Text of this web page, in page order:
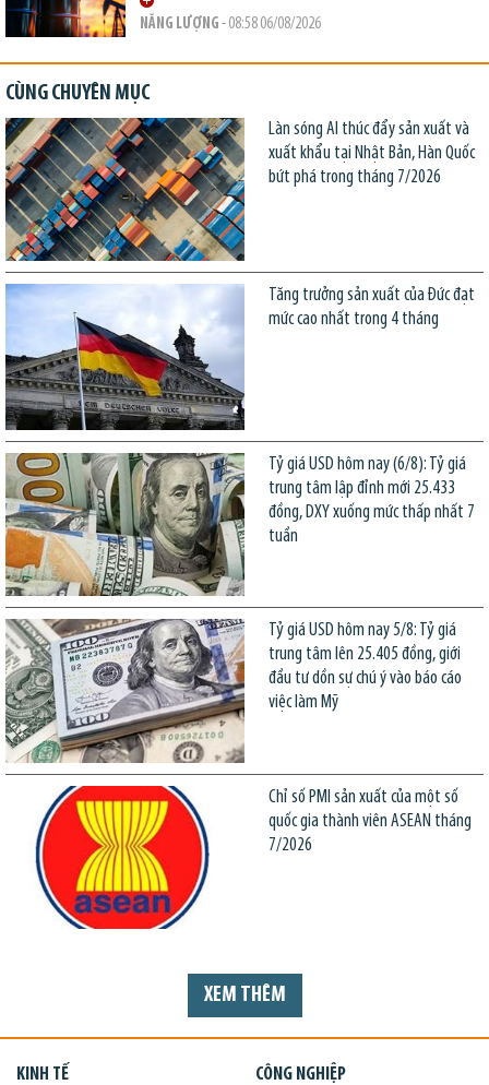
NĂNG LƯỢNG - 08:58 06/08/2026
CÙNG CHUYÊN MỤC
Làn sóng AI thúc đẩy sản xuất và
xuất khẩu tại Nhật Bản, Hàn Quốc
bứt phá trong tháng 7/2026
Tăng trưởng sản xuất của Đức đạt
mức cao nhất trong 4 tháng
Tỷ giá USD hôm nay (6/8): Tỷ giá
trung tâm lập đỉnh mới 25.433
đồng, DXY xuống mức thấp nhất 7
tuần
Tỷ giá USD hôm nay 5/8: Tỷ giá
trung tâm lên 25.405 đồng, giới
đầu tư dồn sự chú ý vào báo cáo
việc làm Mỹ
Chỉ số PMI sản xuất của một số
quốc gia thành viên ASEAN tháng
7/2026
XEM THÊM
KINH TẾ CÔNG NGHIỆP